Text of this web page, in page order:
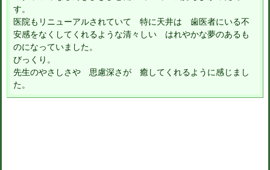
す。
医院もリニューアルされていて 特に天井は 歯医者にいる不
安感をなくしてくれるような清々しい はれやかな夢のあるも
のになっていました。
びっくり。
先生のやさしさや 思慮深さが 癒してくれるように感じまし
た。